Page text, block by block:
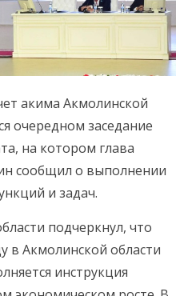
акима Акмолинской
очередном заседание
на котором глава
сообщил о выполнении
и задач.
подчеркнул, что
в Акмолинской области
инструкция